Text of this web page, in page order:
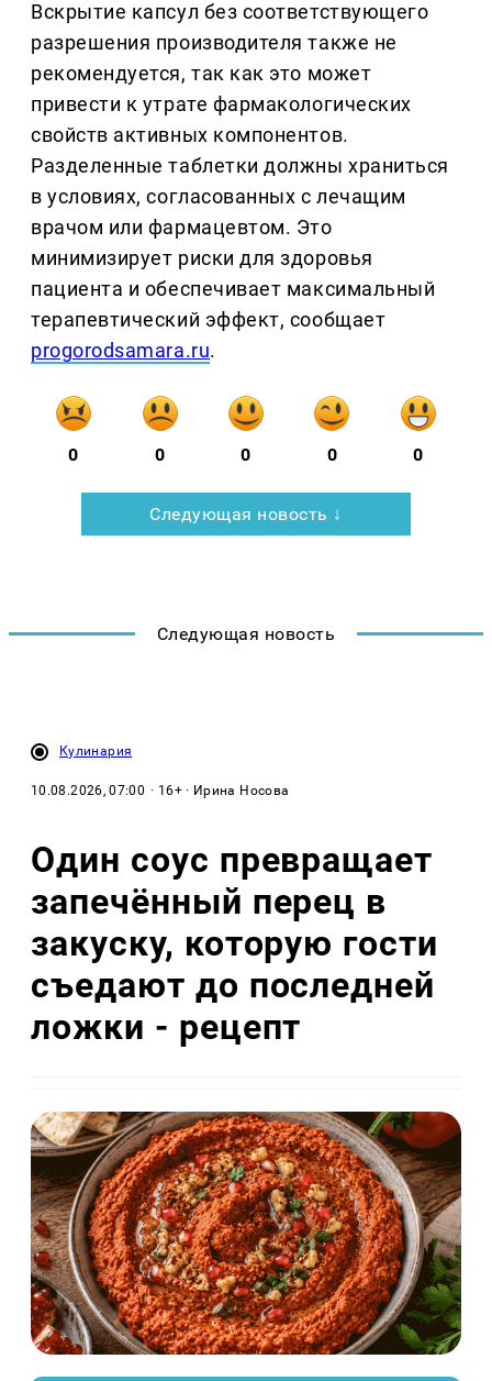
Вскрытие капсул без соответствующего
разрешения производителя также не
рекомендуется, так как это может
привести к утрате фармакологических
свойств активных компонентов.
Разделенные таблетки должны храниться
в условиях, согласованных с лечащим
врачом или фармацевтом. Это
минимизирует риски для здоровья
пациента и обеспечивает максимальный
терапевтический эффект, сообщает
progorodsamara.ru.
0 0 0 0 0
Следующая новость ↓
Следующая новость
Кулинария
10.08.2026, 07:00 · 16+ · Ирина Носова
Один соус превращает
запечённый перец в
закуску, которую гости
съедают до последней
ложки - рецепт